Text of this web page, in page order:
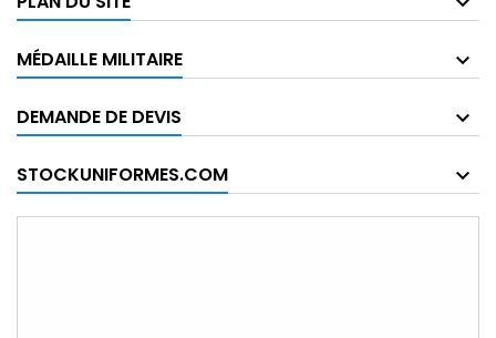
MÉDAILLE MILITAIRE
DEMANDE DE DEVIS
STOCKUNIFORMES.COM